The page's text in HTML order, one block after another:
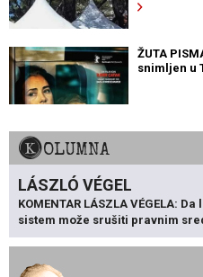
ŽUTA
snimljen u
KOLUMNA
LÁSZLÓ VÉGEL
KOMENTAR LÁSZLA VÉGELA:
sistem može srušiti pravnim